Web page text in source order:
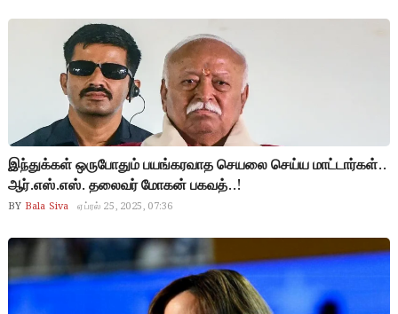
இந்துக்கள் ஒருபோதும் பயங்கரவாத செயலை செய்ய மாட்டார்கள்..
ஆர்.எஸ்.எஸ். தலைவர் மோகன் பகவத்..!
BY Bala Siva ஏப்ரல் 25, 2025, 07:36